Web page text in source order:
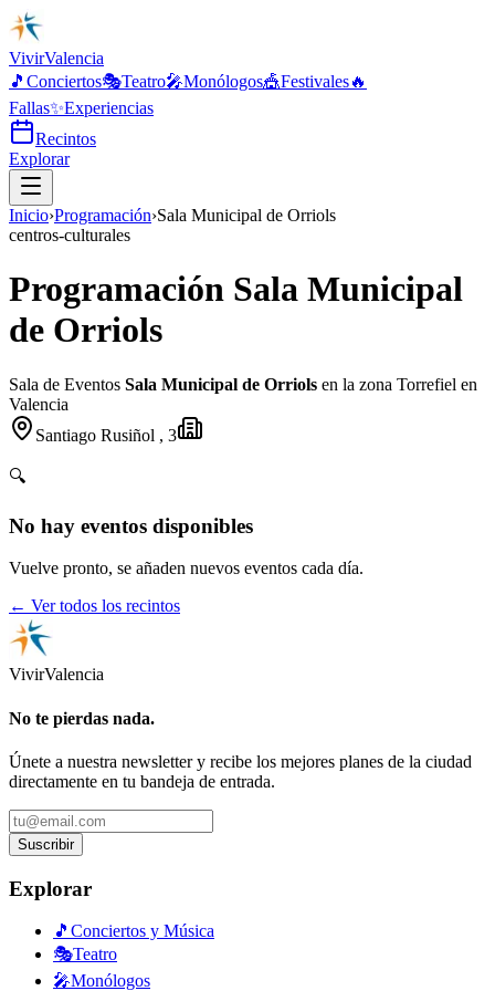
VivirValencia
🎵 Conciertos🎭Teatro🎤Monólogos🎪Festivales🔥
Fallas✨Experiencias
Recintos
Explorar
Inicio›Programación›Sala Municipal de Orriols
centros-culturales
Programación Sala Municipal
de Orriols
Sala de Eventos Sala Municipal de Orriols en la zona Torrefiel en
Valencia
Santiago Rusiñol , 3
🔍
No hay eventos disponibles
Vuelve pronto, se añaden nuevos eventos cada día.
← Ver todos los recintos
VivirValencia
No te pierdas nada.
Únete a nuestra newsletter y recibe los mejores planes de la ciudad
directamente en tu bandeja de entrada.
Suscribir
Explorar
🎵 Conciertos y Música
🎭Teatro
🎤Monólogos